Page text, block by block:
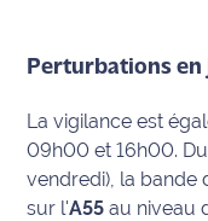
et voir
Qui
sommes
nous ?
Perturbations en
La vigilance est
09h00 et 16h00.
vendredi), la bande
sur l'A55 au niveau